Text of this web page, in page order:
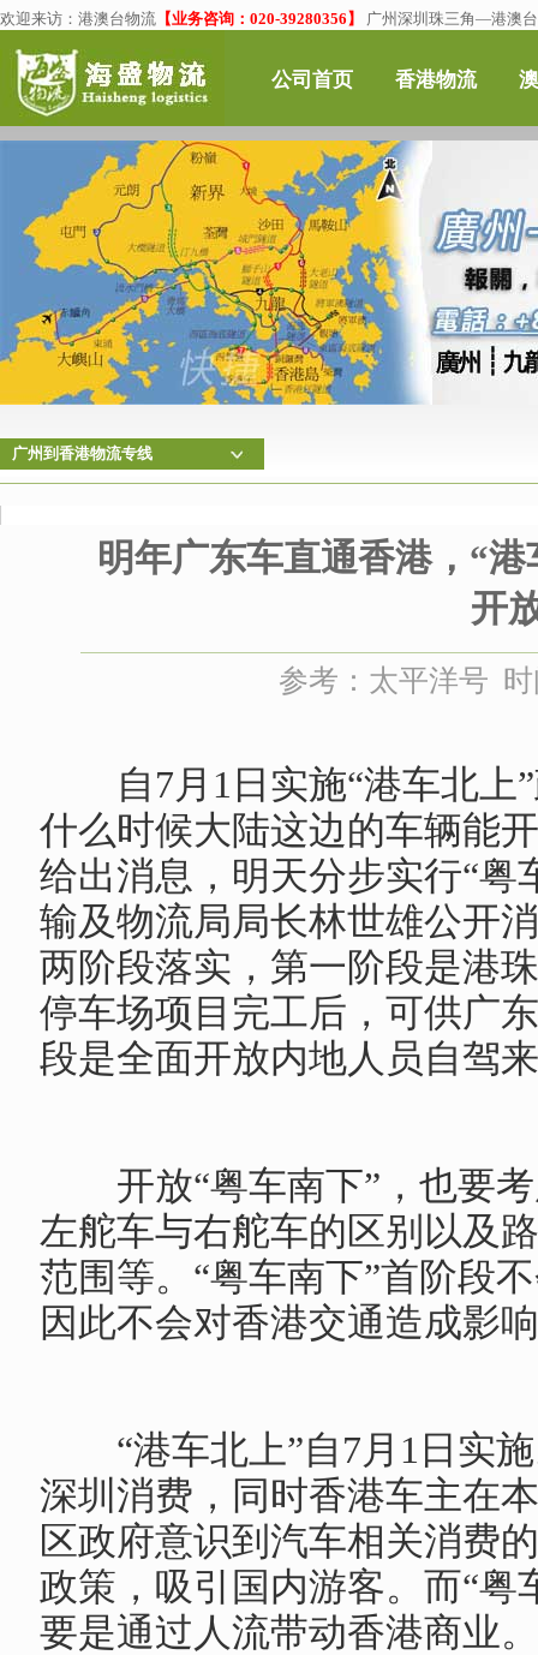
欢迎来访： 港澳台物流 【业务咨询：020-39280356】 广州深圳珠三角—港澳
公司首页 香港物流
广州到香港物流专线
明年广东车直通香港，“
开
参考：太平洋号 时
什么时候大陆这边的车辆能
给出消息，明天分步实行“粤
输及物流局局长林世雄公开
两阶段落实，第一阶段是港
停车场项目完工后，可供广
段是全面开放内地人员自驾
左舵车与右舵车的区别以及
范围等。“粤车南下”首阶段
因此不会对香港交通造成影
深圳消费，同时香港车主在
区政府意识到汽车相关消费
政策，吸引国内游客。而“粤
要是通过人流带动香港商业。